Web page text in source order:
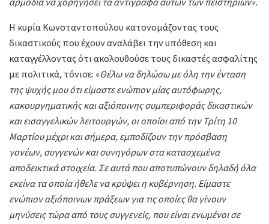
Η κυρία Κωνσταντοπούλου κατονομάζοντας τους
δικαστικούς που έχουν αναλάβει την υπόθεση και
καταγγέλλοντας ότι ακολουθούσε τους δικαστές ασφαλίτης
με πολιτικά, τόνισε: «Θέλω να δηλώσω με όλη την ένταση
της ψυχής μου ότι είμαστε ενώπιον μίας αυτόφωρης,
κακουργηματικής και αξιόποινης συμπεριφοράς δικαστικών
και εισαγγελικών λειτουργών, οι οποίοι από την Τρίτη 10
Μαρτίου μέχρι και σήμερα, εμποδίζουν την πρόσβαση
γονέων, συγγενών και συνηγόρων στα κατασχεμένα
αποδεικτικά στοιχεία. Σε αυτά που αποτυπώνουν δηλαδή όλα
εκείνα τα οποία ήθελε να κρύψει η κυβέρνηση. Είμαστε
ενώπιον αξιόποινων πράξεων για τις οποίες θα γίνουν
μηνύσεις τώρα από τους συγγενείς, που είναι ενωμένοι σε